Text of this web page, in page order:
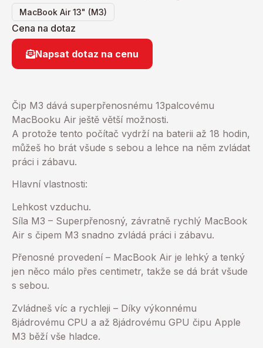
MacBook Air 13" (M3)
Cena na dotaz
Napsat dotaz na cenu
Čip M3 dává superpřenosnému 13palcovému
MacBooku Air ještě větší možnosti.
A protože tento počítač vydrží na baterii až 18 hodin,
můžeš ho brát všude s sebou a lehce na něm zvládat
práci i zábavu.
Hlavní vlastnosti:
Lehkost vzduchu.
Síla M3 – Superpřenosný, závratně rychlý MacBook
Air s čipem M3 snadno zvládá práci i zábavu.
Přenosné provedení – MacBook Air je lehký a tenký
jen něco málo přes centimetr, takže se dá brát všude
s sebou.
Zvládneš víc a rychleji – Díky výkonnému
8jádrovému CPU a až 8jádrovému GPU čipu Apple
M3 běží vše hladce.